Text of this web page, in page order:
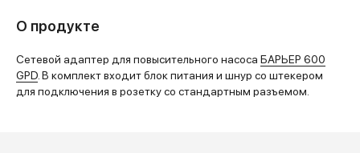
О продукте
Сетевой адаптер для повысительного насоса БАРЬЕР 600
GPD . В комплект входит блок питания и шнур со штекером
для подключения в розетку со стандартным разъемом.